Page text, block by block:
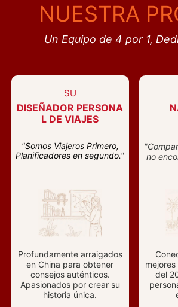
NUESTRA
Un Equipo de 4 por 1,
SU
DISEÑADOR PERSONA
L DE VIAJES
"Somos Viajeros Primero,
Planificadores en segundo."
Profundamente arraigados
en China para obtener
consejos auténticos.
Apasionados por crear su
historia única.
no
del